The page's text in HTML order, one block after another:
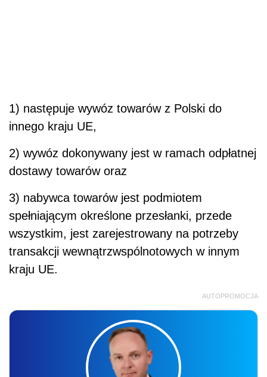
1) następuje wywóz towarów z Polski do
innego kraju UE,
2) wywóz dokonywany jest w ramach odpłatnej
dostawy towarów oraz
3) nabywca towarów jest podmiotem
spełniającym określone przesłanki, przede
wszystkim, jest zarejestrowany na potrzeby
transakcji wewnątrzwspólnotowych w innym
kraju UE.
AUTOPROMOCJA